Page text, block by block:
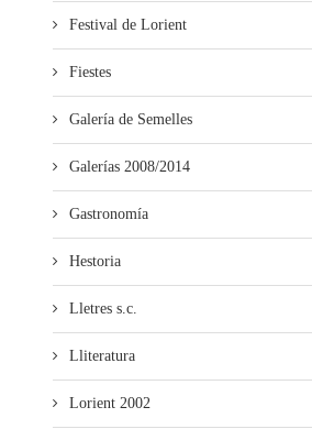
Festival de Lorient
Fiestes
Galería de Semelles
Galerías 2008/2014
Gastronomía
Hestoria
Lletres s.c.
Lliteratura
Lorient 2002